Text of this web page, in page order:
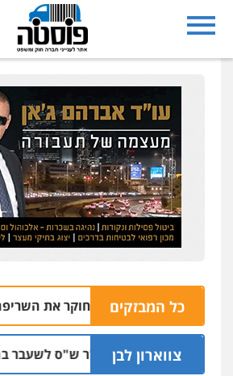
כל המבזקים
צוות חקירה מיוחד חוקר את השריפה
צווארון לבן
כתב אישום: יו"ר ש"ס לשעבר